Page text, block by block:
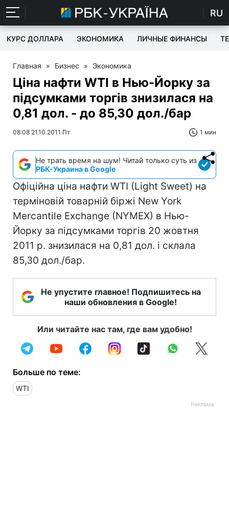
RU
КУРС ДОЛЛАРА ЭКОНОМИКА ЛИЧНЫЕ ФИНАНСЫ
Главная » Бизнес » Экономика
Ціна нафти WTI в Нью-Йорку за
підсумками торгів знизилася на
0,81 дол. - до 85,30 дол./бар
08:08 21.10.2011 Пт 1 мин
Не трать время на шум! Читай только суть из
РБК-Украина в Google
Офіційна ціна нафти WTI (Light Sweet) на
терміновій товарній біржі New York
Mercantile Exchange (NYMEX) в Нью-
Йорку за підсумками торгів 20 жовтня
2011 р. знизилася на 0,81 дол. і склала
85,30 дол./бар.
Не упустите главное! Подпишитесь на
наши обновления в Google!
Или читайте нас там, где вам удобно!
Больше по теме:
WTI